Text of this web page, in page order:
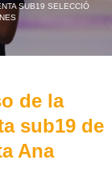
SUB19 SELECCIÓ
de la
sub19 de
Ana